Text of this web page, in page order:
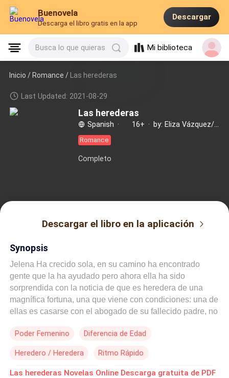
Buenovela
Descarga el libro gratis en la app
Descargar
Busca lo que quieras Mi biblioteca
Inicio /Romance / Las herederas
Last Updated: 2021-08-29
Las herederas
Spanish · 16+ ·
Romance
Completo
Descargar el libro en la aplicación
Synopsis
Jelena Ha crecido sola, en su camino ha encontrado
gente que la ha ayudado pero ahora ella ha sido
sorprendida con la noticia de que es heredera de una
magnífica fortuna, una que viene con condiciones: una de
ellas es casarse con el abogado de su fallecido padre, no
más cuando los enemigos de su padre quieran reclamar
Jelena.
Poder Femenino Diferencia de Edad
Heredero / Heredera Ritmo Rápido
Matrimonio por Contrato Abogado Contemporánea
Las herederas Novelas Online Descarga gratuita de PDF